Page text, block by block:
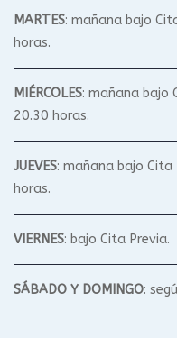
MARTES: mañana bajo
horas.
MIÉRCOLES: mañana bajo
20.30 horas.
JUEVES: mañana bajo
horas.
VIERNES: bajo Cita Previa.
SÁBADO Y DOMINGO: